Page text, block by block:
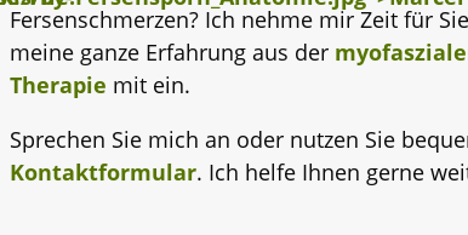
Fersenschmerzen? Ich nehme mir Zeit für
meine ganze Erfahrung aus der
Therapie mit ein.
Sprechen Sie mich an oder nutzen Sie
Kontaktformular. Ich helfe Ihnen gerne